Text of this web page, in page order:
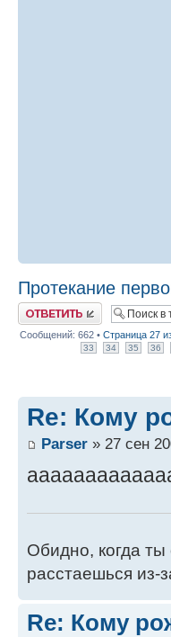
Протекание
Ответить
Сообщений: 662 • Страница 27
33
34 35 36
Re: Кому
Parser » 27 сен
Обидно, когда ты
расстаешься из-
Re: Кому